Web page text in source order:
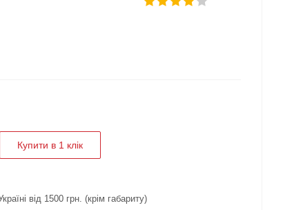
Купити в 1 клік
від 1500 грн. (крім габариту)